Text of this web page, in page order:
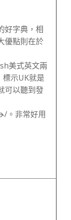
好字典，相
優點則在於
美式英文兩
示UK就是
可以聽到發
。非常好用